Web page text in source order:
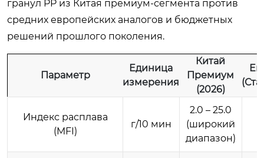
гранул PP из Китая премиум-сегмента против
средних европейских аналогов и бюджетных
решений прошлого поколения.
Параметр
Единица
измерения
Китай
Премиум
(2026)
Индекс расплава
(MFI)
г/10 мин
2.0 – 25.0
(широкий
диапазон)